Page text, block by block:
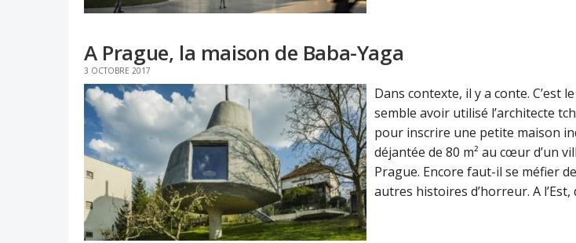
A Prague, la maison de Baba-Yaga
3 OCTOBRE 2017
Dans contexte, il y a conte. C’est
semble avoir utilisé l’architecte
pour inscrire une petite maison
déjantée de 80 m² au cœur d’un
Prague. Encore faut-il se méfier
autres histoires d’horreur. A l’Est,